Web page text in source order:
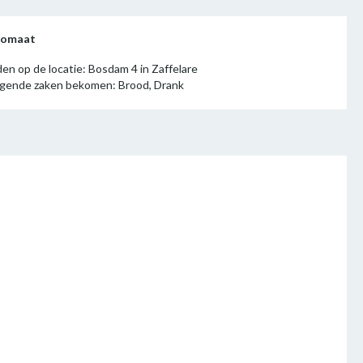
op de locatie: Bosdam 4 in Zaffelare
zaken bekomen: Brood, Drank